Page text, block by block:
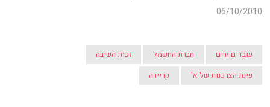
06/10/2010
עובדים זרים חברת החשמל
זכות השיבה
פינת הצרכנות של א'
קריירה